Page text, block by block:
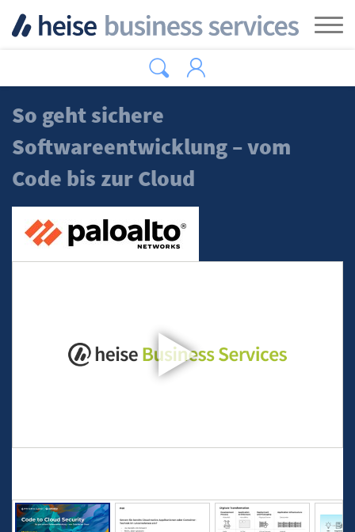
So geht sichere
Softwareentwicklung – vom
Code bis zur Cloud